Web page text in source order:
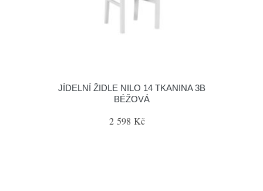
JÍDELNÍ ŽIDLE NILO 14 TKANINA 3B
BÉŽOVÁ
2 598 Kč